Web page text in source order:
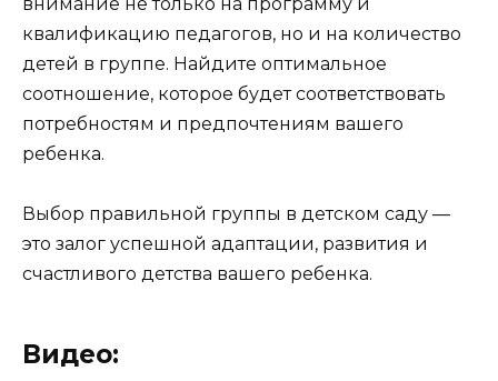
квалификацию педагогов, но и на количество
детей в группе. Найдите оптимальное
соотношение, которое будет соответствовать
потребностям и предпочтениям вашего
ребенка.
Выбор правильной группы в детском саду —
это залог успешной адаптации, развития и
счастливого детства вашего ребенка.
Видео: